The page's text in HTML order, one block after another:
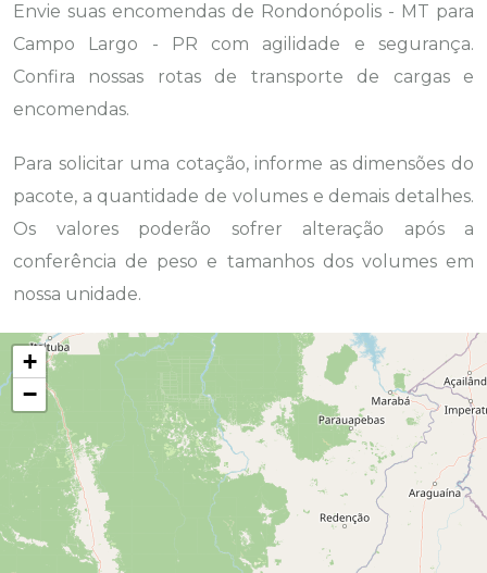
Envie suas encomendas de Rondonópolis - MT para
Campo Largo - PR com agilidade e segurança.
Confira nossas rotas de transporte de cargas e
encomendas.
Para solicitar uma cotação, informe as dimensões do
pacote, a quantidade de volumes e demais detalhes.
Os valores poderão sofrer alteração após a
conferência de peso e tamanhos dos volumes em
nossa unidade.
+
−